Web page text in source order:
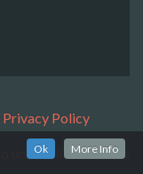
Privacy Policy
uninstall ComboFix
Ok More Info